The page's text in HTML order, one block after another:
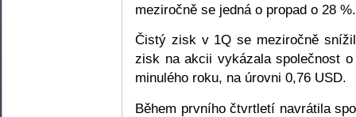
meziročně se jedná o propad o 28 %.
Čistý zisk v 1Q se meziročně
zisk na akcii vykázala společnost
minulého roku, na úrovni 0,76 USD.
Během prvního čtvrtletí navrátila